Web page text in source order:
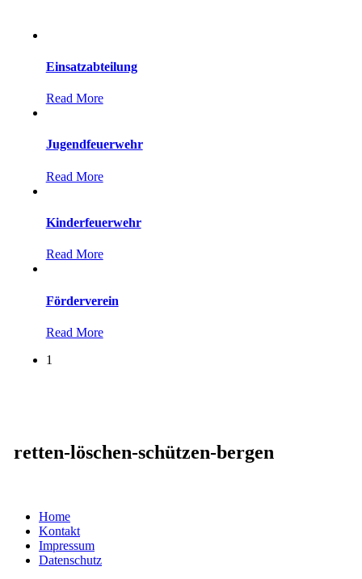
Einsatzabteilung
Read More
Jugendfeuerwehr
Read More
Kinderfeuerwehr
Read More
Förderverein
Read More
1
retten-löschen-schützen-bergen
Home
Kontakt
Impressum
Datenschutz